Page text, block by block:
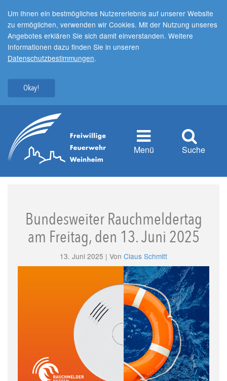
Um Ihnen ein bestmögliches Nutzererlebnis auf unserer Website
zu ermöglichen, verwenden wir Cookies. Mit der Nutzung unseres
Angebotes erklären Sie sich damit einverstanden. Weitere
Informationen dazu finden Sie in unseren
Datenschutzbestimmungen.
Okay!
Menü Suche
Bundesweiter Rauchmeldertag
am Freitag, den 13. Juni 2025
13. Juni 2025 | Von Claus Schmitt